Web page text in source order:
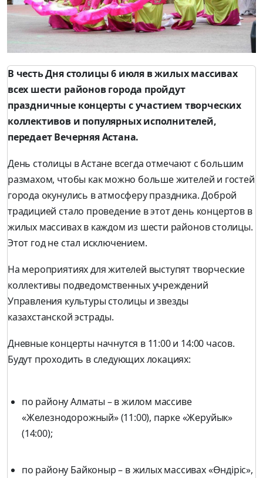
В честь Дня столицы 6 июля в жилых массивах
всех шести районов города пройдут
праздничные концерты с участием творческих
коллективов и популярных исполнителей,
передает Вечерняя Астана.
День столицы в Астане всегда отмечают с большим
размахом, чтобы как можно больше жителей и гостей
города окунулись в атмосферу праздника. Доброй
традицией стало проведение в этот день концертов в
жилых массивах в каждом из шести районов столицы.
Этот год не стал исключением.
На мероприятиях для жителей выступят творческие
коллективы подведомственных учреждений
Управления культуры столицы и звезды
казахстанской эстрады.
Дневные концерты начнутся в 11:00 и 14:00 часов.
Будут проходить в следующих локациях:
по району Алматы – в жилом массиве
«Железнодорожный» (11:00), парке «Жеруйык»
(14:00);
по району Байконыр – в жилых массивах «Өндіріс»,